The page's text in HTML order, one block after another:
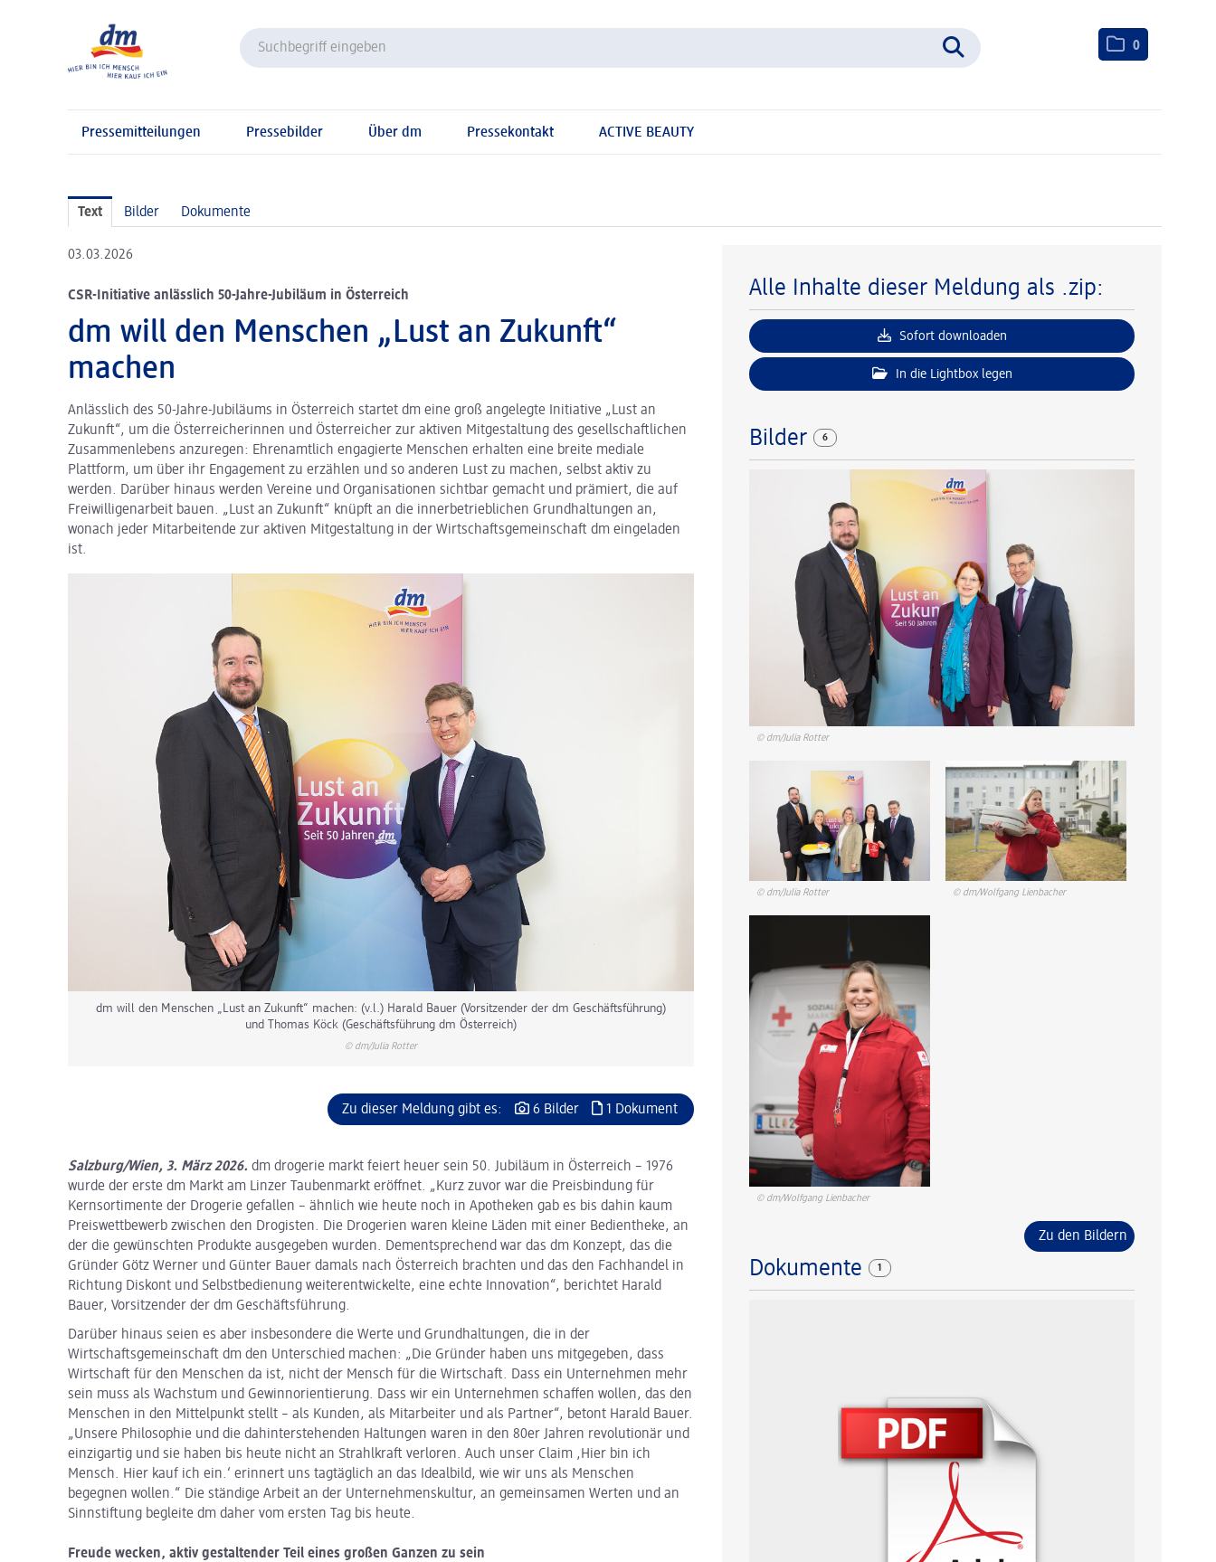
0
Pressemitteilungen Pressebilder Über dm Pressekontakt ACTIVE BEAUTY
Text Bilder Dokumente
03.03.2026
CSR-Initiative anlässlich 50-Jahre-Jubiläum in Österreich
dm will den Menschen „Lust an Zukunft“
machen
Anlässlich des 50-Jahre-Jubiläums in Österreich startet dm eine groß angelegte Initiative „Lust an
Zukunft“, um die Österreicherinnen und Österreicher zur aktiven Mitgestaltung des gesellschaftlichen
Zusammenlebens anzuregen: Ehrenamtlich engagierte Menschen erhalten eine breite mediale
Plattform, um über ihr Engagement zu erzählen und so anderen Lust zu machen, selbst aktiv zu
werden. Darüber hinaus werden Vereine und Organisationen sichtbar gemacht und prämiert, die auf
Freiwilligenarbeit bauen. „Lust an Zukunft“ knüpft an die innerbetrieblichen Grundhaltungen an,
wonach jeder Mitarbeitende zur aktiven Mitgestaltung in der Wirtschaftsgemeinschaft dm eingeladen
ist.
dm will den Menschen „Lust an Zukunft“ machen: (v.l.) Harald Bauer (Vorsitzender der dm Geschäftsführung)
und Thomas Köck (Geschäftsführung dm Österreich)
© dm/Julia Rotter
Zu dieser Meldung gibt es: 6 Bilder 1 Dokument
Salzburg/Wien, 3. März 2026. dm drogerie markt feiert heuer sein 50. Jubiläum in Österreich – 1976
wurde der erste dm Markt am Linzer Taubenmarkt eröffnet. „Kurz zuvor war die Preisbindung für
Kernsortimente der Drogerie gefallen – ähnlich wie heute noch in Apotheken gab es bis dahin kaum
Preiswettbewerb zwischen den Drogisten. Die Drogerien waren kleine Läden mit einer Bedientheke, an
der die gewünschten Produkte ausgegeben wurden. Dementsprechend war das dm Konzept, das die
Gründer Götz Werner und Günter Bauer damals nach Österreich brachten und das den Fachhandel in
Richtung Diskont und Selbstbedienung weiterentwickelte, eine echte Innovation“, berichtet Harald
Bauer, Vorsitzender der dm Geschäftsführung.
Darüber hinaus seien es aber insbesondere die Werte und Grundhaltungen, die in der
Wirtschaftsgemeinschaft dm den Unterschied machen: „Die Gründer haben uns mitgegeben, dass
Wirtschaft für den Menschen da ist, nicht der Mensch für die Wirtschaft. Dass ein Unternehmen mehr
sein muss als Wachstum und Gewinnorientierung. Dass wir ein Unternehmen schaffen wollen, das den
Menschen in den Mittelpunkt stellt – als Kunden, als Mitarbeiter und als Partner“, betont Harald Bauer.
„Unsere Philosophie und die dahinterstehenden Haltungen waren in den 80er Jahren revolutionär und
einzigartig und sie haben bis heute nicht an Strahlkraft verloren. Auch unser Claim ,Hier bin ich
Mensch. Hier kauf ich ein.‘ erinnert uns tagtäglich an das Idealbild, wie wir uns als Menschen
begegnen wollen.“ Die ständige Arbeit an der Unternehmenskultur, an gemeinsamen Werten und an
Sinnstiftung begleite dm daher vom ersten Tag bis heute.
Freude wecken, aktiv gestaltender Teil eines großen Ganzen zu sein
Alle Inhalte dieser Meldung als .zip:
Sofort downloaden
In die Lightbox legen
Bilder 6
© dm/Julia Rotter
© dm/Julia Rotter © dm/Wolfgang Lienbacher
© dm/Wolfgang Lienbacher
Zu den Bildern
Dokumente 1